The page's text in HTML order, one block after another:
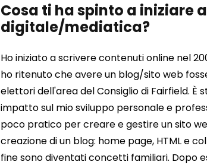
Cosa ti ha spinto a iniziare
digitale/mediatica?
Ho iniziato a scrivere contenuti online nel
ho ritenuto che avere un blog/sito web
elettori dell'area del Consiglio di Fairfield.
impatto sul mio sviluppo personale e
poco pratico per creare e gestire un sito
creazione di un blog: home page, HTML e
fine sono diventati concetti familiari. Dopo